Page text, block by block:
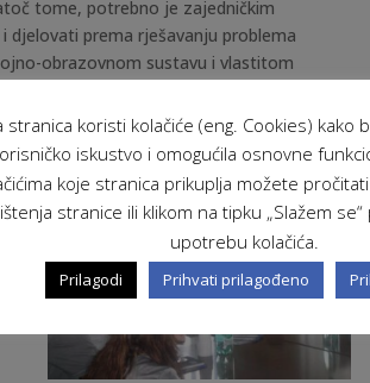
tome, potrebno je zajedničkim
djelovati prema rješavanju problema
obrazovnom sustavu i vlastitom
obrazovanja i mogućnostima koje se
stranica koristi kolačiće (eng. Cookies) kako
iskustvo i omogućila osnovne
koje stranica prikuplja možete pročitati
stranice ili klikom na tipku „Slažem
upotrebu kolačića.
Prilagodi Prihvati prilagođeno